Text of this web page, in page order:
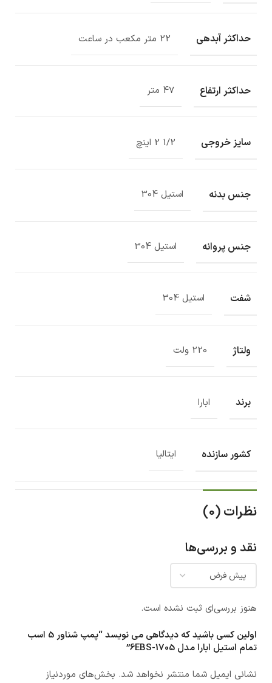
حداکثر آبدهی 22 متر مکعب در ساعت
حداکثر ارتفاع 47 متر
سایز خروجی 1/2 2 اینچ
جنس بدنه استیل 304
جنس پروانه استیل 304
شفت استیل 304
ولتاژ 220 ولت
برند ابارا
کشور سازنده ایتالیا
نظرات (0)
نقد و بررسی‌ها
هنوز بررسی‌ای ثبت نشده است.
اولین کسی باشید که دیدگاهی می نویسد “پمپ شناور 5 اسب
تمام استیل ابارا مدل 6EBS-1705”
نشانی ایمیل شما منتشر نخواهد شد. بخش‌های موردنیاز